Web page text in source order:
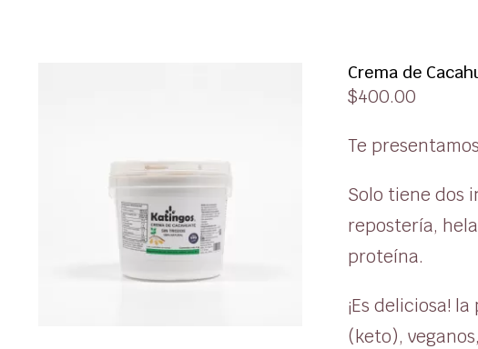
Crema de
$400.00
Te
Solo tiene dos
repostería,
proteína.
¡Es deliciosa!
(keto),